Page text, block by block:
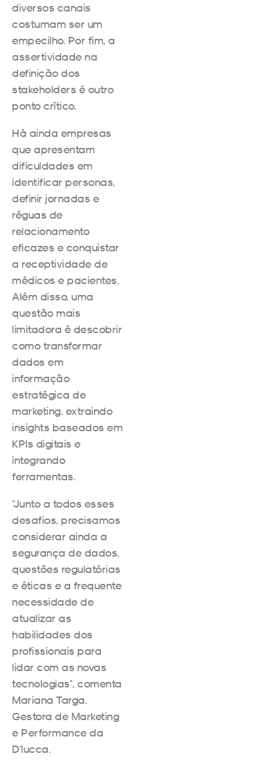
diversos canais
costumam ser um
empecilho. Por fim, a
assertividade na
definição dos
stakeholders é outro
ponto crítico.
Há ainda empresas
que apresentam
dificuldades em
identificar personas,
definir jornadas e
réguas de
relacionamento
eficazes e conquistar
a receptividade de
médicos e pacientes.
Além disso, uma
questão mais
limitadora é descobrir
como transformar
dados em
informação
estratégica de
marketing, extraindo
insights baseados em
KPIs digitais e
integrando
ferramentas.
“Junto a todos esses
desafios, precisamos
considerar ainda a
segurança de dados,
questões regulatórias
e éticas e a frequente
necessidade de
atualizar as
habilidades dos
profissionais para
lidar com as novas
tecnologias”, comenta
Mariana Targa,
Gestora de Marketing
e Performance da
D’lucca.